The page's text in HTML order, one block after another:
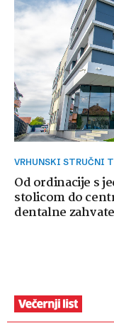
VRHUNSKI STRUČNI
Od ordinacije s
stolicom do
dentalne zahvate